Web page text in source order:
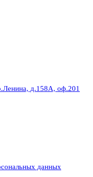
д.158А, оф.201
данных